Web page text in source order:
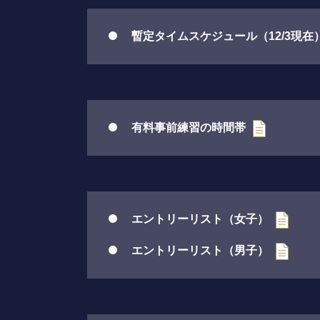
暫定タイムスケジュール（12/3現在
有料事前練習の時間帯
エントリーリスト（女子）
エントリーリスト（男子）